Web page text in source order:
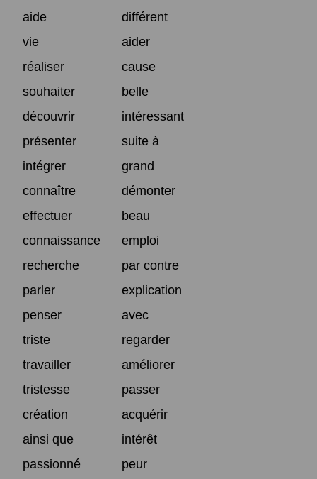
aide
différent
vie
aider
réaliser
cause
souhaiter
belle
découvrir
intéressant
présenter
suite à
intégrer
grand
connaître
démonter
effectuer
beau
connaissance
emploi
recherche
par contre
parler
explication
penser
avec
triste
regarder
travailler
améliorer
tristesse
passer
création
acquérir
ainsi que
intérêt
passionné
peur